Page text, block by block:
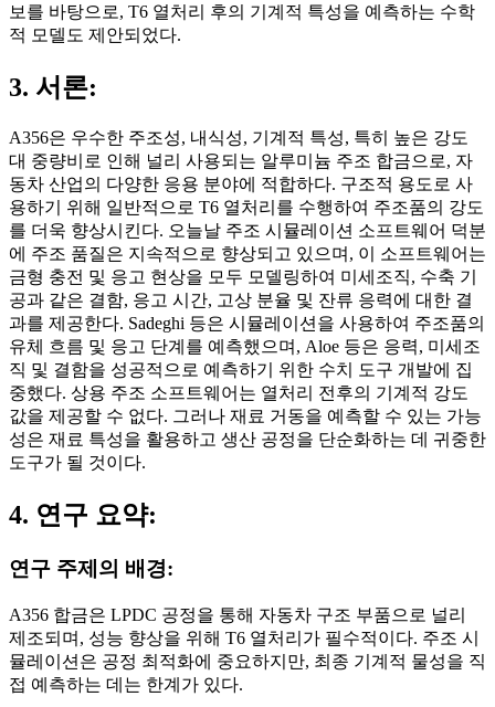
보를 바탕으로, T6 열처리 후의 기계적 특성을 예측하는 수학
적 모델도 제안되었다.
3. 서론:
A356은 우수한 주조성, 내식성, 기계적 특성, 특히 높은 강도
대 중량비로 인해 널리 사용되는 알루미늄 주조 합금으로, 자
동차 산업의 다양한 응용 분야에 적합하다. 구조적 용도로 사
용하기 위해 일반적으로 T6 열처리를 수행하여 주조품의 강도
를 더욱 향상시킨다. 오늘날 주조 시뮬레이션 소프트웨어 덕분
에 주조 품질은 지속적으로 향상되고 있으며, 이 소프트웨어는
금형 충전 및 응고 현상을 모두 모델링하여 미세조직, 수축 기
공과 같은 결함, 응고 시간, 고상 분율 및 잔류 응력에 대한 결
과를 제공한다. Sadeghi 등은 시뮬레이션을 사용하여 주조품의
유체 흐름 및 응고 단계를 예측했으며, Aloe 등은 응력, 미세조
직 및 결함을 성공적으로 예측하기 위한 수치 도구 개발에 집
중했다. 상용 주조 소프트웨어는 열처리 전후의 기계적 강도
값을 제공할 수 없다. 그러나 재료 거동을 예측할 수 있는 가능
성은 재료 특성을 활용하고 생산 공정을 단순화하는 데 귀중한
도구가 될 것이다.
4. 연구 요약:
연구 주제의 배경:
A356 합금은 LPDC 공정을 통해 자동차 구조 부품으로 널리
제조되며, 성능 향상을 위해 T6 열처리가 필수적이다. 주조 시
뮬레이션은 공정 최적화에 중요하지만, 최종 기계적 물성을 직
접 예측하는 데는 한계가 있다.